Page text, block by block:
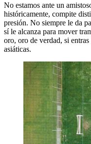
No estamos ante un
históricamente, compite
presión. No siempre le da
sí le alcanza para mover
oro, oro de verdad, si
asiáticas.